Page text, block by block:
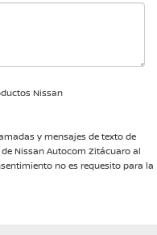
Nissan
y mensajes de texto de
Nissan Autocom Zitácuaro al
no es requesito para la